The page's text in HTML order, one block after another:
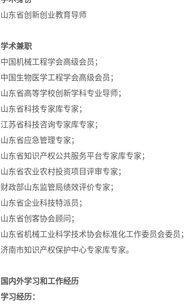
山东省创新创业教育导师
学术兼职
中国机械工程学会高级会员；
中国生物医学工程学会高级会员；
山东省高等学校创新学科专业导师；
山东省科技专家库专家；
江苏省科技咨询专家库专家；
山东省应急管理专家；
山东省知识产权公共服务平台专家库专家；
山东省农业农村投资项目评审专家；
财政部山东监管局绩效评价专家；
山东省企业科技特派员；
山东省创客协会顾问；
山东省机械工业科学技术协会标准化工作委员会委员；
济南市知识产权保护中心专家库专家。
国内外学习和工作经历
学习经历：